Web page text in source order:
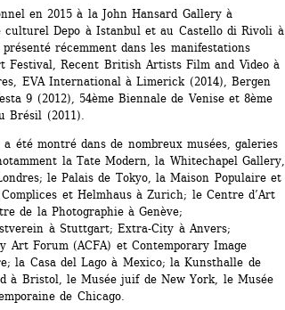
en 2015 à la John Hansard Gallery à
culturel Depo à Istanbul et au Castello di Rivoli à
récemment dans les manifestations
Festival, Recent British Artists Film and Video à
EVA International à Limerick (2014), Bergen
9 (2012), 54ème Biennale de Venise et 8ème
Brésil (2011).
été montré dans de nombreux musées, galeries
la Tate Modern, la Whitechapel Gallery,
le Palais de Tokyo, la Maison Populaire et
et Helmhaus à Zurich; le Centre d’Art
de la Photographie à Genève;
à Stuttgart; Extra-City à Anvers;
Art Forum (ACFA) et Contemporary Image
la Casa del Lago à Mexico; la Kunsthalle de
à Bristol, le Musée juif de New York, le Musée
de Chicago.